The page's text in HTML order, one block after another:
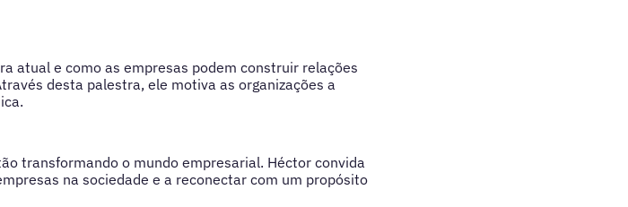
atual e como as empresas podem construir relações
desta palestra, ele motiva as organizações a
transformando o mundo empresarial. Héctor convida
na sociedade e a reconectar com um propósito